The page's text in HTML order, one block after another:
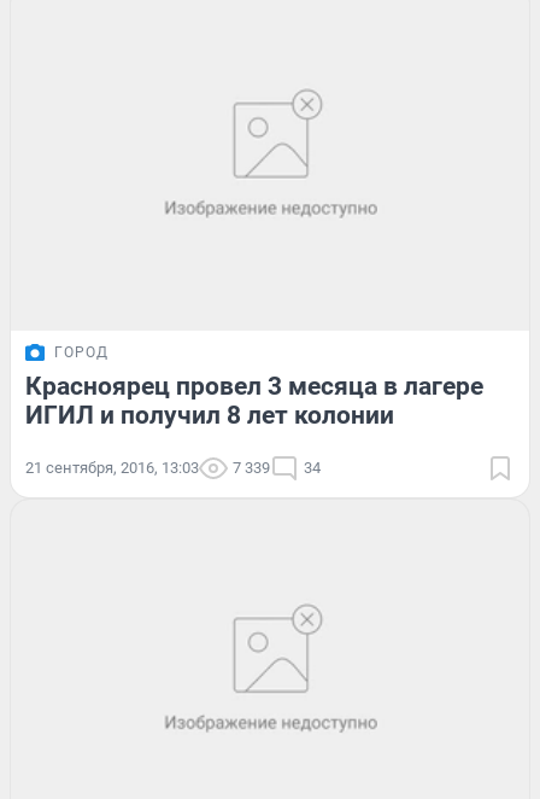
ГОРОД
Красноярец провел 3 месяца в лагере
ИГИЛ и получил 8 лет колонии
21 сентября, 2016, 13:03 7 339 34